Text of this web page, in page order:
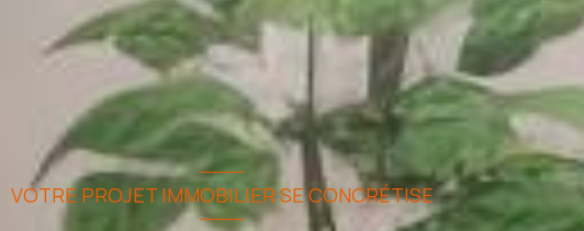
VOTRE PROJET IMMOBILIER SE CONCRÉTISE